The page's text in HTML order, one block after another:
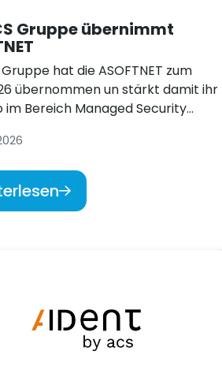
Gruppe übernimmt
Gruppe hat die ASOFTNET zum
übernommen un stärkt damit ihr
im Bereich Managed Security